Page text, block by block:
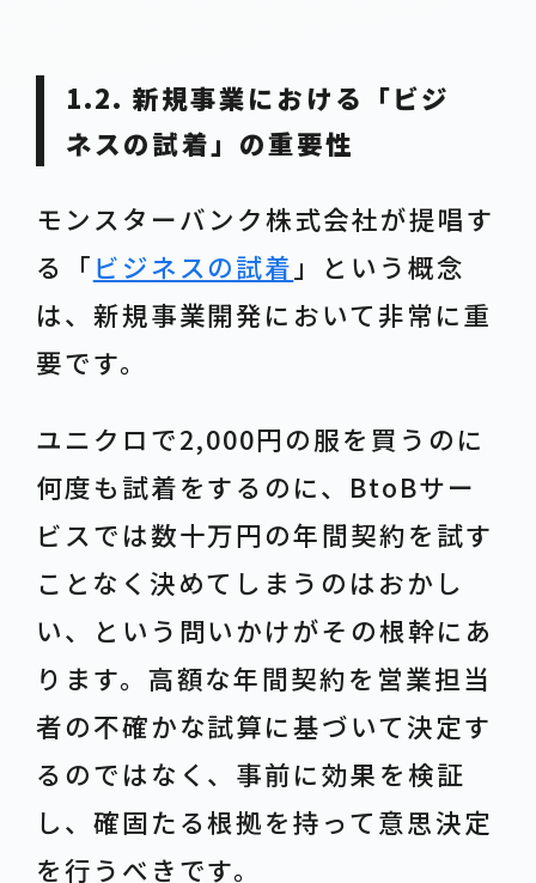
1.2. 新規事業における「ビジ
ネスの試着」の重要性
モンスターバンク株式会社が提唱す
る「ビジネスの試着 」という概念
は、新規事業開発において非常に重
要です。
ユニクロで2,000円の服を買うのに
何度も試着をするのに、BtoBサー
ビスでは数十万円の年間契約を試す
ことなく決めてしまうのはおかし
い、という問いかけがその根幹にあ
ります。高額な年間契約を営業担当
者の不確かな試算に基づいて決定す
るのではなく、事前に効果を検証
し、確固たる根拠を持って意思決定
を行うべきです。